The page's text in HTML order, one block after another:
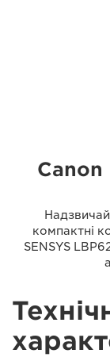
Canon
компактні
SENSYS